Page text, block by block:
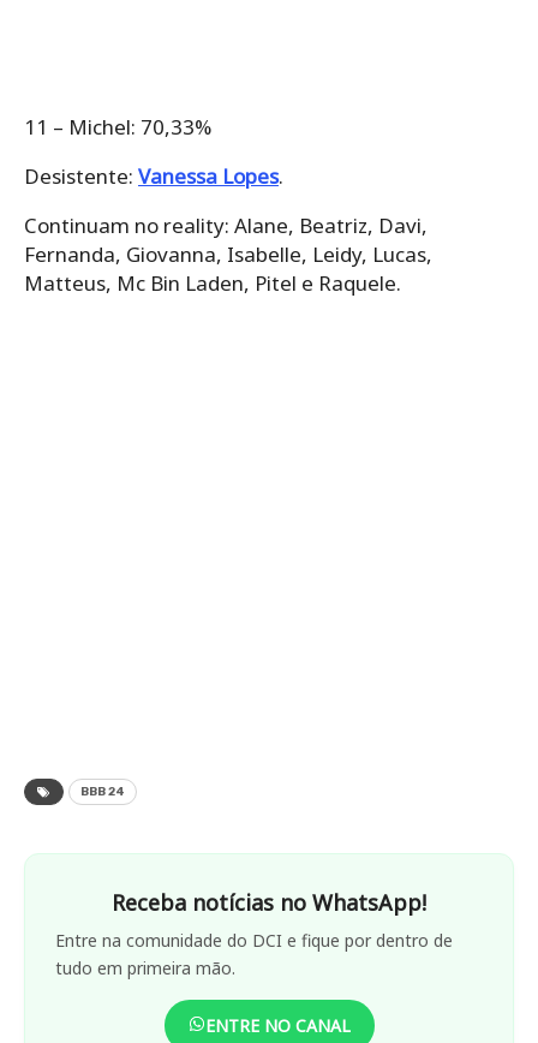
11 – Michel: 70,33%
Desistente: Vanessa Lopes.
Continuam no reality: Alane, Beatriz, Davi,
Fernanda, Giovanna, Isabelle, Leidy, Lucas,
Matteus, Mc Bin Laden, Pitel e Raquele.
BBB 24
Receba notícias no WhatsApp!
Entre na comunidade do DCI e fique por dentro de
tudo em primeira mão.
ENTRE NO CANAL